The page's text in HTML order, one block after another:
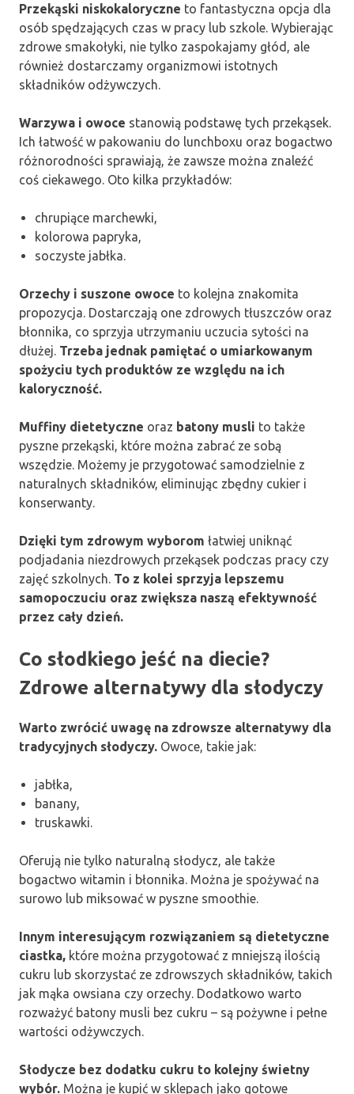
Przekąski niskokaloryczne to fantastyczna opcja dla
osób spędzających czas w pracy lub szkole. Wybierając
zdrowe smakołyki, nie tylko zaspokajamy głód, ale
również dostarczamy organizmowi istotnych
składników odżywczych.
Warzywa i owoce stanowią podstawę tych przekąsek.
Ich łatwość w pakowaniu do lunchboxu oraz bogactwo
różnorodności sprawiają, że zawsze można znaleźć
coś ciekawego. Oto kilka przykładów:
chrupiące marchewki,
kolorowa papryka,
soczyste jabłka.
Orzechy i suszone owoce to kolejna znakomita
propozycja. Dostarczają one zdrowych tłuszczów oraz
błonnika, co sprzyja utrzymaniu uczucia sytości na
dłużej. Trzeba jednak pamiętać o umiarkowanym
spożyciu tych produktów ze względu na ich
kaloryczność.
Muffiny dietetyczne oraz batony musli to także
pyszne przekąski, które można zabrać ze sobą
wszędzie. Możemy je przygotować samodzielnie z
naturalnych składników, eliminując zbędny cukier i
konserwanty.
Dzięki tym zdrowym wyborom łatwiej uniknąć
podjadania niezdrowych przekąsek podczas pracy czy
zajęć szkolnych. To z kolei sprzyja lepszemu
samopoczuciu oraz zwiększa naszą efektywność
przez cały dzień.
Co słodkiego jeść na diecie?
Zdrowe alternatywy dla słodyczy
Warto zwrócić uwagę na zdrowsze alternatywy dla
tradycyjnych słodyczy. Owoce, takie jak:
jabłka,
banany,
truskawki.
Oferują nie tylko naturalną słodycz, ale także
bogactwo witamin i błonnika. Można je spożywać na
surowo lub miksować w pyszne smoothie.
Innym interesującym rozwiązaniem są dietetyczne
ciastka, które można przygotować z mniejszą ilością
cukru lub skorzystać ze zdrowszych składników, takich
jak mąka owsiana czy orzechy. Dodatkowo warto
rozważyć batony musli bez cukru – są pożywne i pełne
wartości odżywczych.
Słodycze bez dodatku cukru to kolejny świetny
wybór. Można je kupić w sklepach jako gotowe